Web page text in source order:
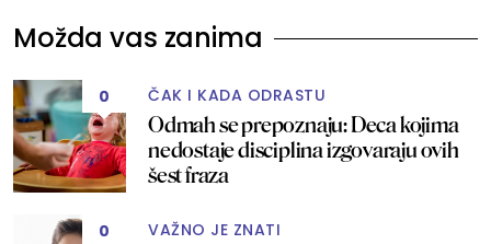
Možda vas zanima
0 ČAK I KADA ODRASTU
Odmah se prepoznaju: Deca kojima
nedostaje disciplina izgovaraju ovih
šest fraza
0 VAŽNO JE ZNATI